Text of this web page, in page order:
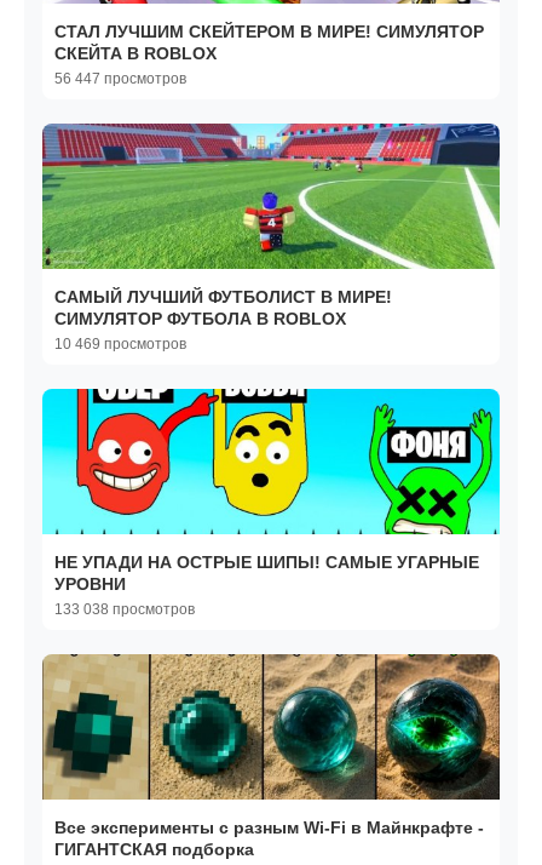
СТАЛ ЛУЧШИМ СКЕЙТЕРОМ В МИРЕ! СИМУЛЯТОР
СКЕЙТА В ROBLOX
56 447 просмотров
САМЫЙ ЛУЧШИЙ ФУТБОЛИСТ В МИРЕ!
СИМУЛЯТОР ФУТБОЛА В ROBLOX
10 469 просмотров
НЕ УПАДИ НА ОСТРЫЕ ШИПЫ! САМЫЕ УГАРНЫЕ
УРОВНИ
133 038 просмотров
Все эксперименты с разным Wi-Fi в Майнкрафте -
ГИГАНТСКАЯ подборка